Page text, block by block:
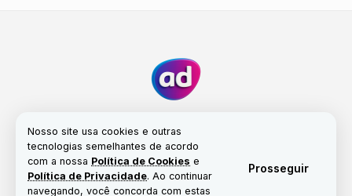
Nosso site usa cookies e outras
tecnologias semelhantes de acordo
com a nossa Política de Cookies e
Política de Privacidade. Ao continuar
navegando, você concorda com estas
Prosseguir
Fale conosco Nossa história
Propriedade
Política de Cookies